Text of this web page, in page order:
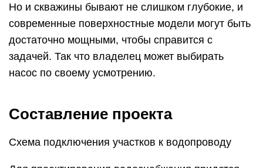
Но и скважины бывают не слишком глубокие, и
современные поверхностные модели могут быть
достаточно мощными, чтобы справится с
задачей. Так что владелец может выбирать
насос по своему усмотрению.
Составление проекта
Схема подключения участков к водопроводу